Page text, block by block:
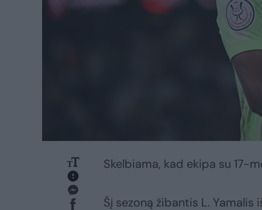
Skelbiama, kad ekipa su 17-
Šį sezoną žibantis L.